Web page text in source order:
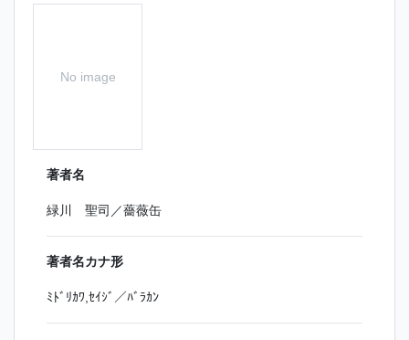
No image
著者名
緑川 聖司／薔薇缶
著者名カナ形
ﾐﾄﾞﾘｶﾜ,ｾｲｼﾞ／ﾊﾞﾗｶﾝ